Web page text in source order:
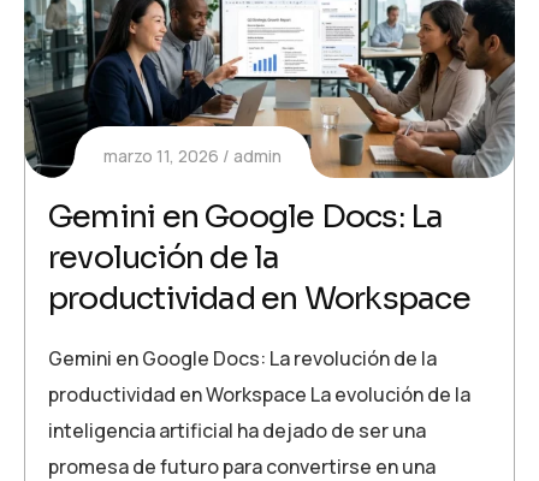
marzo 11, 2026 admin
Gemini en Google Docs: La
revolución de la
productividad en Workspace
Gemini en Google Docs: La revolución de la
productividad en Workspace La evolución de la
inteligencia artificial ha dejado de ser una
promesa de futuro para convertirse en una